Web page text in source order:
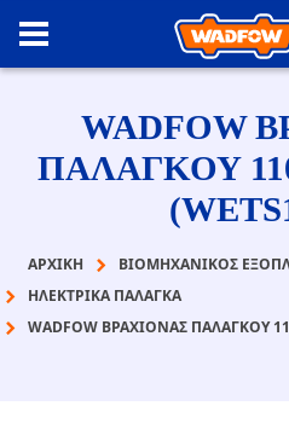
WADFOW
ΠΑΛΑΓΚΟΥ
ΑΡΧΙΚΉ
ΒΙΟΜΗΧΑΝΙΚΟΣ
ΗΛΕΚΤΡΙΚΑ ΠΑΛΑΓΚΑ
WADFOW ΒΡΑΧΙΟΝΑΣ ΠΑΛΑΓΚΟΥ